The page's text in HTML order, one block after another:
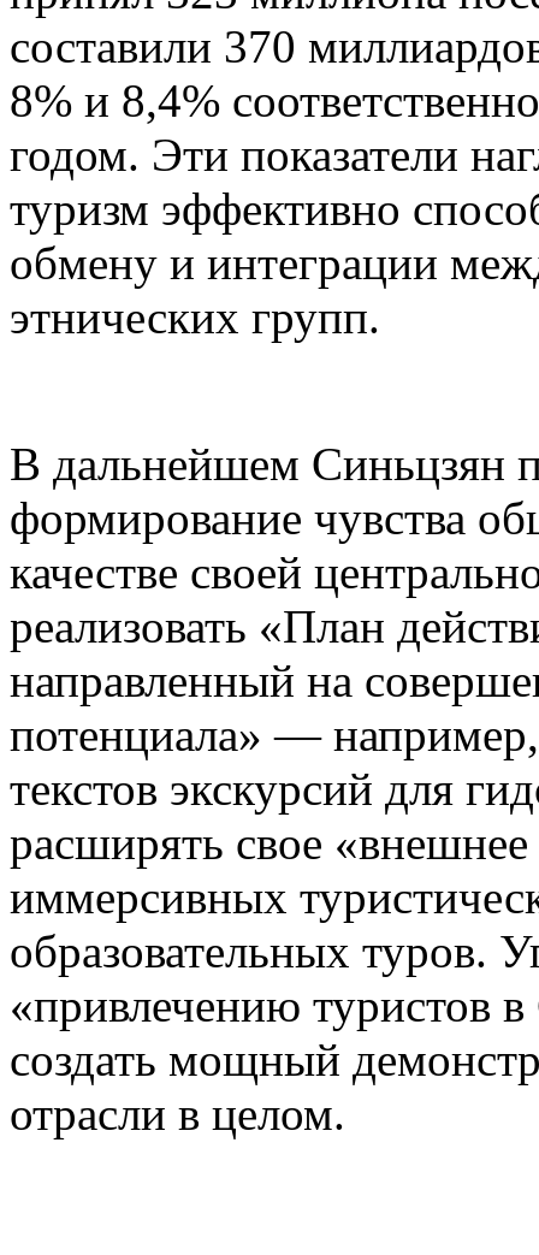
составили 370
8% и 8,4%
годом. Эти показатели
туризм эффективно
обмену и интеграции
этнических групп.
В дальнейшем Синьцзян
формирование чувства
качестве своей
реализовать «План
направленный на
потенциала» — например,
текстов экскурсий для
расширять свое «внешнее
иммерсивных
образовательных туров.
«привлечению туристов
создать мощный
отрасли в целом.